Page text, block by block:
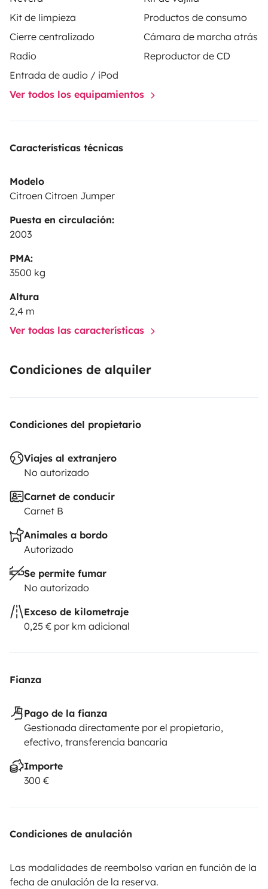
Kit de limpieza
Productos de consumo
Cierre centralizado
Cámara de marcha atrás
Radio
Reproductor de CD
Entrada de audio / iPod
Ver todos los equipamientos
Características técnicas
Modelo
Citroen Citroen Jumper
Puesta en circulación:
2003
PMA:
3500 kg
Altura
2,4 m
Ver todas las características
Condiciones de alquiler
Condiciones del propietario
Viajes al extranjero
No autorizado
Carnet de conducir
Carnet B
Animales a bordo
Autorizado
Se permite fumar
No autorizado
Exceso de kilometraje
0,25 € por km adicional
Fianza
Pago de la fianza
Gestionada directamente por el propietario,
efectivo, transferencia bancaria
Importe
300 €
Condiciones de anulación
Las modalidades de reembolso varían en función de la
fecha de anulación de la reserva.